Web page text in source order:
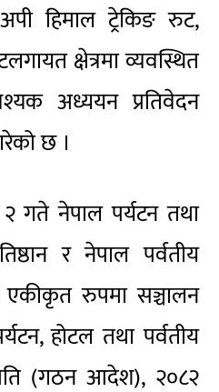
हिमाल ट्रेकिङ रुट,
क्षेत्रमा व्यवस्थित
अध्ययन प्रतिवेदन
छ ।
गते नेपाल पर्यटन तथा
र नेपाल पर्वतीय
एकीकृत रुपमा सञ्चालन
होटल तथा पर्वतीय
(गठन आदेश), २०८२